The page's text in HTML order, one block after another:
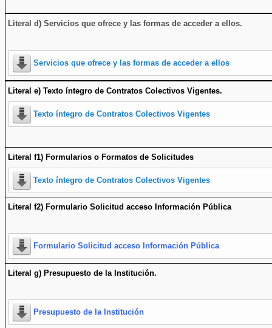
Literal d) Servicios que ofrece y las formas de acceder a ellos.
Servicios que ofrece y las formas de acceder a ellos
Literal e) Texto íntegro de Contratos Colectivos Vigentes.
Texto íntegro de Contratos Colectivos Vigentes
Literal f1) Formularios o Formatos de Solicitudes
Texto íntegro de Contratos Colectivos Vigentes
Literal f2) Formulario Solicitud acceso Información Pública
Formulario Solicitud acceso Información Pública
Literal g) Presupuesto de la Institución.
Presupuesto de la Institución